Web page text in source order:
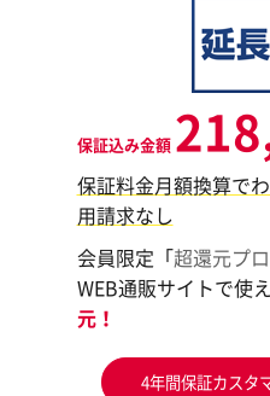
保証込み金額
保証料金月額換算で
用請求なし
会員限定「超還元プ
WEB通販サイトで使
元！
4年間保証カスタ